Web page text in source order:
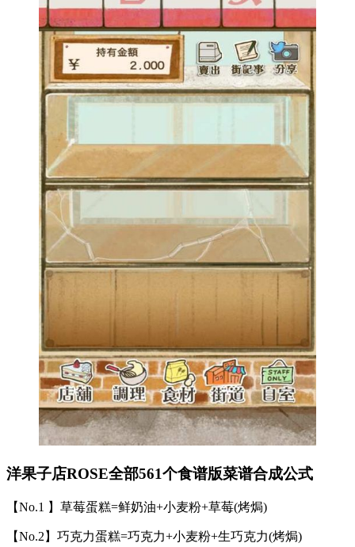
洋果子店ROSE全部561个食谱版菜谱合成公式
【No.1 】草莓蛋糕=鲜奶油+小麦粉+草莓(烤焗)
【No.2】巧克力蛋糕=巧克力+小麦粉+生巧克力(烤焗)